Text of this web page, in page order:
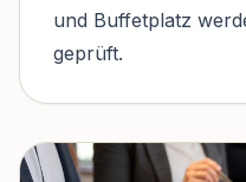
und Buffetplatz
geprüft.